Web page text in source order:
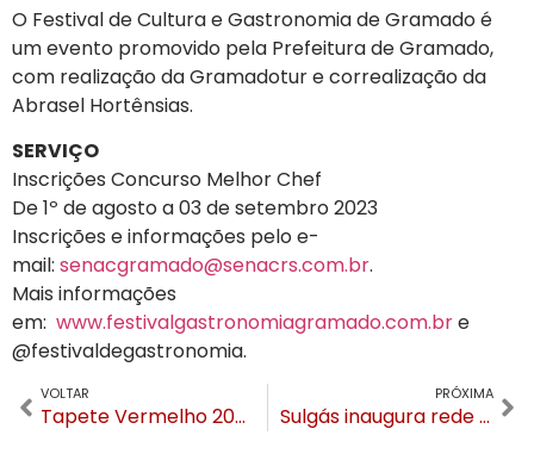
O Festival de Cultura e Gastronomia de Gramado é
um evento promovido pela Prefeitura de Gramado,
com realização da Gramadotur e correalização da
Abrasel Hortênsias.
SERVIÇO
Inscrições Concurso Melhor Chef
De 1º de agosto a 03 de setembro 2023
Inscrições e informações pelo e-
mail: senacgramado@senacrs.com.br.
Mais informações
em: www.festivalgastronomiagramado.com.bre
@festivaldegastronomia.
VOLTAR
Tapete Vermelho 2023 deve ser um dos mais concorridos da história do Festival de Cinema de Gramado
PRÓXIMA
Sulgás inaugura rede de abastecimento de gás natural para Gramado e Canela